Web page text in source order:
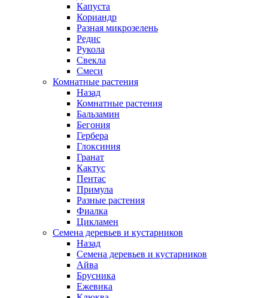
Капуста
Кориандр
Разная микрозелень
Редис
Рукола
Свекла
Смеси
Комнатные растения
Назад
Комнатные растения
Бальзамин
Бегония
Гербера
Глоксиния
Гранат
Кактус
Пентас
Примула
Разные растения
Фиалка
Цикламен
Семена деревьев и кустарников
Назад
Семена деревьев и кустарников
Айва
Брусника
Ежевика